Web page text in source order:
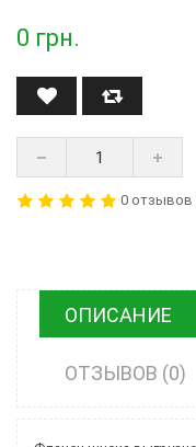
0 грн.
0 отзывов
ОПИСАНИЕ
ОТЗЫВОВ (0)